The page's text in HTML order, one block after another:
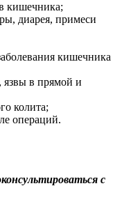
кишечника;
диарея, примеси
кишечника
язвы в прямой и
колита;
операций.
с